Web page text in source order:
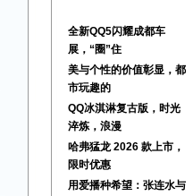
全新QQ5闪耀成都车
展，“圈”住
美与个性的价值彰显，都
市玩趣的
QQ冰淇淋复古版，时光
淬炼，浪漫
哈弗猛龙 2026 款上市，
限时优惠
用爱播种希望：张连水与